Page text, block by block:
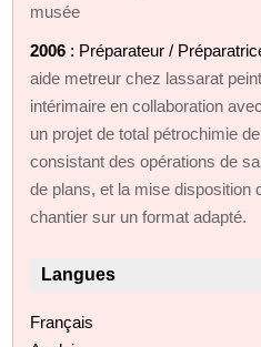
musée
2006 : Préparateur /
aide metreur chez lassarat
intérimaire en collaboration
un projet de total pétrochimie
consistant des opérations de
de plans, et la mise disposition
chantier sur un format adapté.
Langues
Français